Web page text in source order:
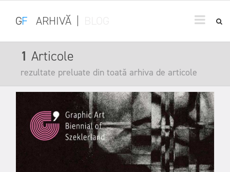
GF ARHIVĂ
1 Articole
rezultate preluate din toată arhiva de articole